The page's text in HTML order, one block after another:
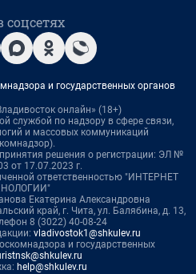
и государственных органов
онлайн» (18+)
службой по надзору в сфере связи,
и массовых коммуникаций
решения о регистрации: ЭЛ №
от 17.07.2023 г.
ответственностью "ИНТЕРНЕТ
Екатерина Александровна
край, г. Чита, ул. Балябина, д. 13,
8 (3022) 40-08-24
vladivostok1@shkulev.ru
и государственных
help@shkulev.ru